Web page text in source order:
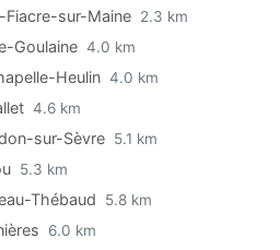
Fiacre-sur-Maine 2.3 km
Goulaine 4.0 km
Heulin 4.0 km
4.6 km
sur-Sèvre 5.1 km
5.3 km
Thébaud 5.8 km
6.0 km